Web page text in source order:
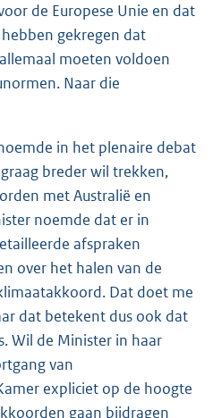
de Europese Unie en dat
gekregen dat
moeten voldoen
Naar die
in het plenaire debat
breder wil trekken,
met Australië en
noemde dat er in
afspraken
over het halen van de
Dat doet me
dat betekent dus ook dat
Wil de Minister in haar
van
expliciet op de hoogte
gaan bijdragen